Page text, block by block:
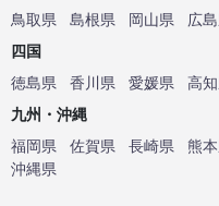
鳥取県
島根県 岡山県 広
四国
徳島県
香川県 愛媛県
高
九州・沖縄
福岡県
佐賀県 長崎県 熊
沖縄県